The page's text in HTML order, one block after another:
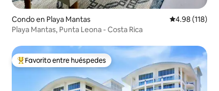
Condo en Playa Mantas Calificación
4.98 (118)
Playa Mantas, Punta Leona - Costa Rica
Favorito entre huéspedes preferido
Favorito entre huéspedes